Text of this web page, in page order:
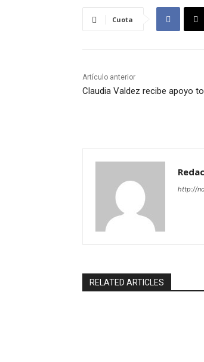
Cuota
Artículo anterior
Claudia Valdez recibe apoyo
http://
RELATED ARTICLES